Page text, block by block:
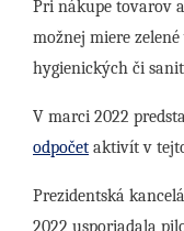
Pri nákupe tovarov
možnej miere
hygienických či
V marci 2022
odpočet aktivít v
Prezidentská
2022 usporiadala